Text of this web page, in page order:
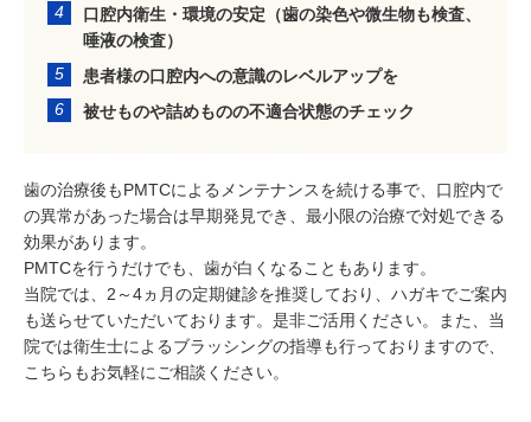
口腔内衛生・環境の安定（歯の染色や微生物も検査、
唾液の検査）
患者様の口腔内への意識のレベルアップを
被せものや詰めものの不適合状態のチェック
歯の治療後もPMTCによるメンテナンスを続ける事で、口腔内で
の異常があった場合は早期発見でき、最小限の治療で対処できる
効果があります。
PMTCを行うだけでも、歯が白くなることもあります。
当院では、2～4ヵ月の定期健診を推奨しており、ハガキでご案内
も送らせていただいております。是非ご活用ください。また、当
院では衛生士によるブラッシングの指導も行っておりますので、
こちらもお気軽にご相談ください。